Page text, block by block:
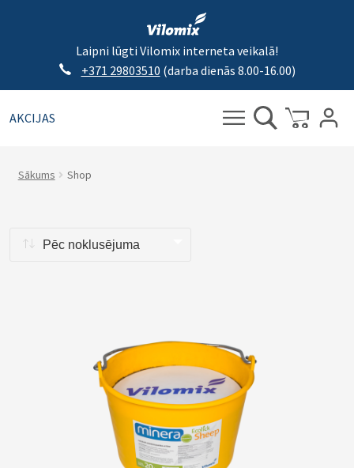
Laipni lūgti Vilomix interneta veikalā!
+371 29803510 (darba dienās 8.00-16.00)
AKCIJAS
Sākums
Shop
Pēc noklusējuma